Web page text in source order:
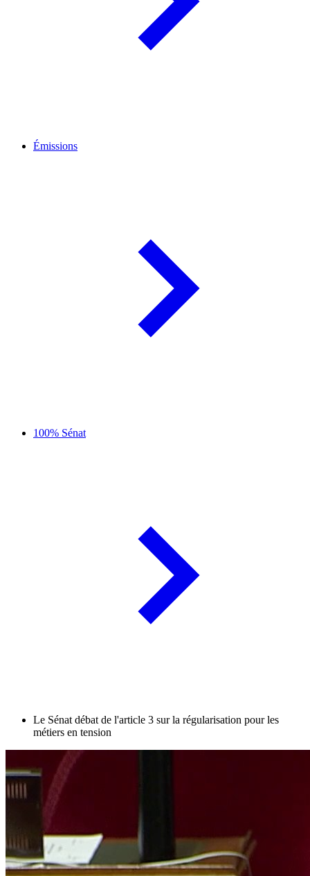
Émissions
100% Sénat
Le Sénat débat de l'article 3 sur la régularisation pour les
métiers en tension